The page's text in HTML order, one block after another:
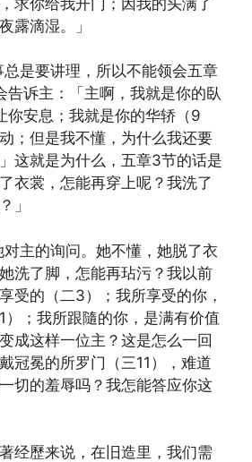
露滴湿。」
要讲理，所以不能领会五章
告诉主：「主啊，我就是你的臥
你安息；我就是你的华轿（9
；但是我不懂，为什么我还要
这就是为什么，五章3节的话是
衣裳，怎能再穿上呢？我洗了
」
的询问。她不懂，她脱了衣
洗了脚，怎能再玷污？我以前
受的（二3）；我所享受的你，
）；我所跟隨的你，是满有价值
成这样一位主？这是怎么一回
冠冕的所罗门（三11），难道
切的羞辱吗？我怎能答应你这
歷来说，在旧造里，我们需